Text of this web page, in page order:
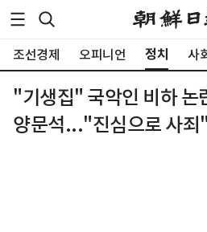
조선경제 오피니언 정치 사
"기생집" 국악인 비하 논
양문석..."진심으로 사죄"